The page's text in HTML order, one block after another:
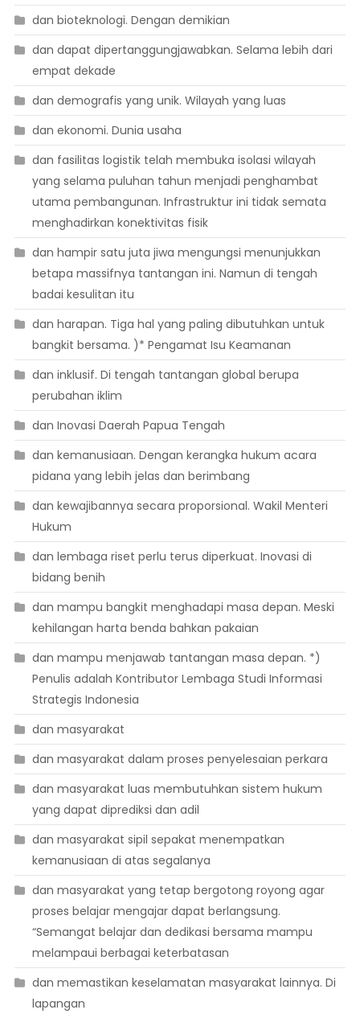
dan bioteknologi. Dengan demikian
dan dapat dipertanggungjawabkan. Selama lebih dari
empat dekade
dan demografis yang unik. Wilayah yang luas
dan ekonomi. Dunia usaha
dan fasilitas logistik telah membuka isolasi wilayah
yang selama puluhan tahun menjadi penghambat
utama pembangunan. Infrastruktur ini tidak semata
menghadirkan konektivitas fisik
dan hampir satu juta jiwa mengungsi menunjukkan
betapa massifnya tantangan ini. Namun di tengah
badai kesulitan itu
dan harapan. Tiga hal yang paling dibutuhkan untuk
bangkit bersama. )* Pengamat Isu Keamanan
dan inklusif. Di tengah tantangan global berupa
perubahan iklim
dan Inovasi Daerah Papua Tengah
dan kemanusiaan. Dengan kerangka hukum acara
pidana yang lebih jelas dan berimbang
dan kewajibannya secara proporsional. Wakil Menteri
Hukum
dan lembaga riset perlu terus diperkuat. Inovasi di
bidang benih
dan mampu bangkit menghadapi masa depan. Meski
kehilangan harta benda bahkan pakaian
dan mampu menjawab tantangan masa depan. *)
Penulis adalah Kontributor Lembaga Studi Informasi
Strategis Indonesia
dan masyarakat
dan masyarakat dalam proses penyelesaian perkara
dan masyarakat luas membutuhkan sistem hukum
yang dapat diprediksi dan adil
dan masyarakat sipil sepakat menempatkan
kemanusiaan di atas segalanya
dan masyarakat yang tetap bergotong royong agar
proses belajar mengajar dapat berlangsung.
“Semangat belajar dan dedikasi bersama mampu
melampaui berbagai keterbatasan
dan memastikan keselamatan masyarakat lainnya. Di
lapangan